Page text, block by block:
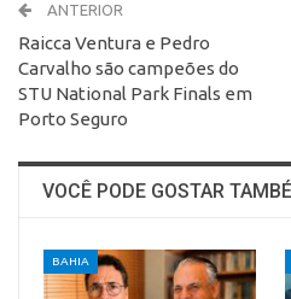
ANTERIOR
Raicca Ventura e Pedro
Carvalho são campeões do
STU National Park Finals em
Porto Seguro
VOCÊ PODE GOSTAR
BAHIA